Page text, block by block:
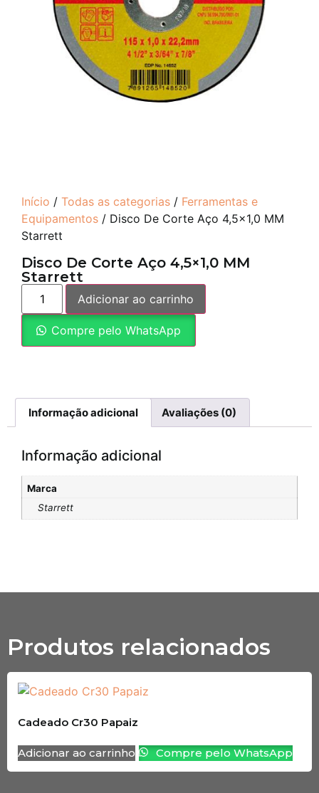
Início / Todas as categorias / Ferramentas e
Equipamentos / Disco De Corte Aço 4,5×1,0 MM
Starrett
Disco De Corte Aço 4,5×1,0 MM
Starrett
Adicionar ao carrinho
Compre pelo WhatsApp
Informação adicional Avaliações (0)
Informação adicional
Marca
Starrett
Produtos relacionados
Cadeado Cr30 Papaiz
Adicionar ao carrinho Compre pelo WhatsApp